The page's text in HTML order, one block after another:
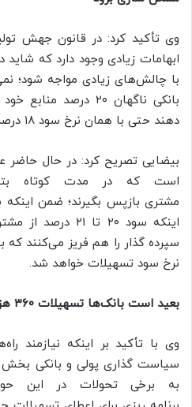
وی تأکید کرد: در قانون جهش
ابهامات زیادی وجود دارد که شاید
با چالش‌های زیادی مواجه شود؛
بانکی ناگهان ۲۰
دهند حتی با همان نرخ سود ۱۸ درصد.
بیضایی تصریح کرد: در حال حاضر
مشتری بازپس بگیرند؛ ضمن اینکه
اینکه سود ۲۰ تا
نرخ سود تسهیلات خواهد شد.
بعید است بانک‌ها تسهیلات ۳۶۰ هزار میلیارد تومانی بدهند
وی با تأکید بر اینکه نیازمند
سیاست گذاری پولی و بانکی
به برخی تحولات در این